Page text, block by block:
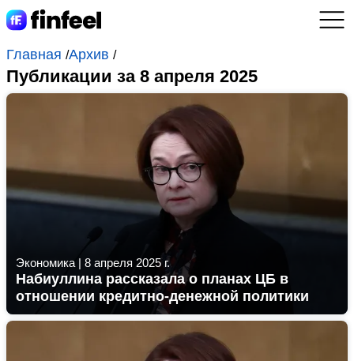
Главная /Архив /
Публикации за 8 апреля 2025
Экономика | 8 апреля 2025 г.
Набиуллина рассказала о планах ЦБ в
отношении кредитно-денежной политики